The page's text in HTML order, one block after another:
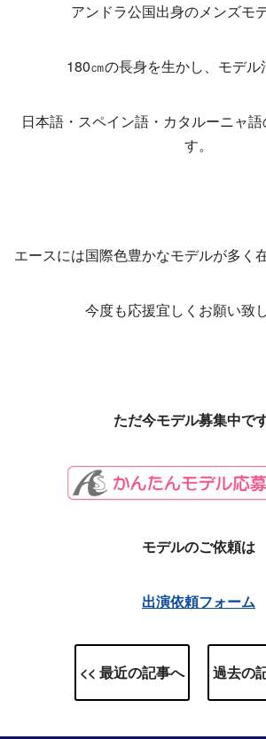
アンドラ公国出身のメンズモ
180㎝の長身を生かし、モデル
日本語・スペイン語・カタルーニャ
す。
エースには国際色豊かなモデルが多く
今度も応援宜しくお願い致し
ただ今モデル募集中で
モデルのご依頼は
出演依頼フォーム
<< 最近の記事へ 過去の